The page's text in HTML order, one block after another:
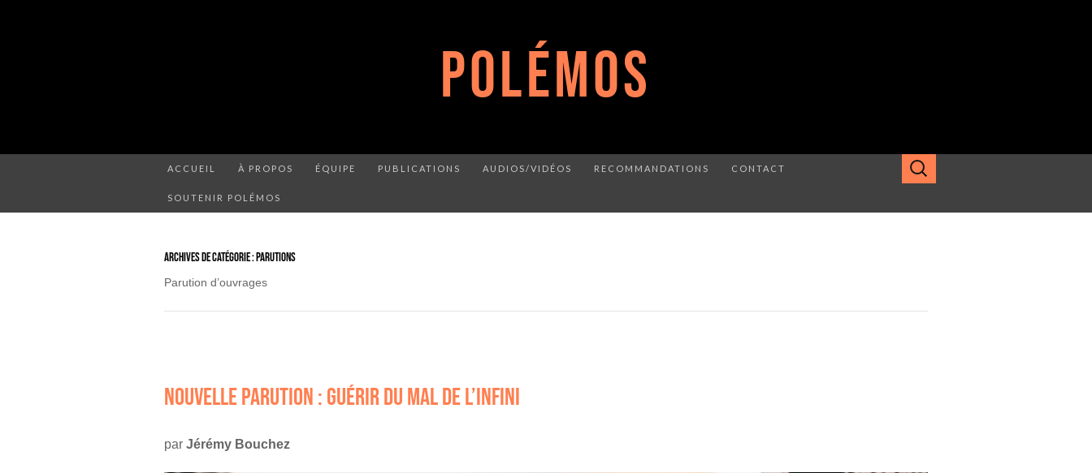
POLÉMOS
ACCUEIL À PROPOS ÉQUIPE PUBLICATIONS AUDIOS/VIDÉOS RECOMMANDATIONS CONTACT
SOUTENIR POLÉMOS
Rechercher :
ARCHIVES DE CATÉGORIE : PARUTIONS
Parution d’ouvrages
NOUVELLE PARUTION : GUÉRIR DU MAL DE L’INFINI
par Jérémy Bouchez